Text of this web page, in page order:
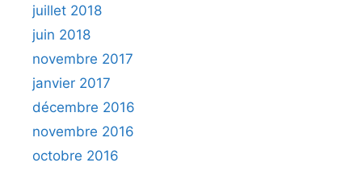
juillet 2018
juin 2018
novembre 2017
janvier 2017
décembre 2016
novembre 2016
octobre 2016